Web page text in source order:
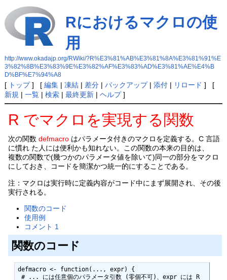
Rにおけるマクロの使
用
http://www.okadajp.org/RWiki/?R%E3%81%AB%E3%81%8A%E3%81%91%E
3%82%8B%E3%83%9E%E3%82%AF%E3%83%AD%E3%81%AE%E4%B
D%BF%E7%94%A8
[ トップ] [ 編集| 凍結| 差分| バックアップ| 添付| リロード ] [
新規 | 一覧| 検索| 最終更新| ヘルプ]
R でマクロを実現する関数
次の関数defmacro はパラメータ付きのマクロを定義する。C 言語
に慣れ た人には便利かも知れない。この関数の本来の目的は、
複数の関数で(幾つかのパラメータ値を除いて)同一の部分をマクロ
にしておき、コードを簡潔かつ統一的にすることである。
注：マクロは実行時に定義内容がコード中にまず展開され、その後
実行される。
関数のコード
使用例
コメント 1
関数のコード
defmacro <- function(..., expr) {